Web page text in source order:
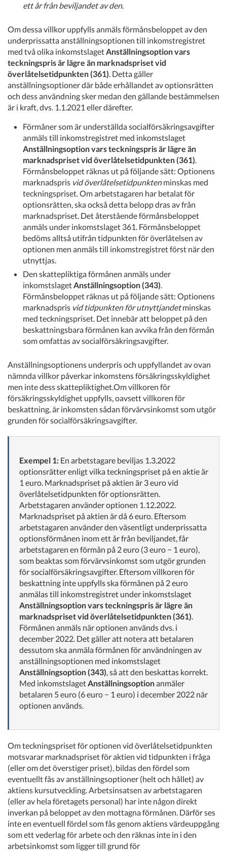
ett år från beviljandet av den.
Om dessa villkor uppfylls anmäls förmånsbeloppet av den
underprissatta anställningsoptionen till inkomstregistret
med två olika inkomstslagetAnställningsoption vars
teckningspris är lägre än marknadspriset vid
överlåtelsetidpunkten (361). Detta gäller
anställningsoptioner där både erhållandet av optionsrätten
och dess användning sker medan den gällande bestämmelsen
är i kraft, dvs. 1.1.2021 eller därefter.
Förmåner som är underställda socialförsäkringsavgifter
anmäls till inkomstregistret med inkomstslaget
Anställningsoption vars teckningspris är lägre än
marknadspriset vid överlåtelsetidpunkten (361).
Förmånsbeloppet räknas ut på följande sätt: Optionens
marknadspris vid överlåtelsetidpunktenminskas med
teckningspriset. Om arbetstagaren har betalat för
optionsrätten, ska också detta belopp dras av från
marknadspriset. Det återstående förmånsbeloppet
anmäls under inkomstslaget 361. Förmånsbeloppet
bedöms alltså utifrån tidpunkten för överlåtelsen av
optionen men anmäls till inkomstregistret först när den
utnyttjas.
Den skattepliktiga förmånen anmäls under
inkomstslagetAnställningsoption (343).
Förmånsbeloppet räknas ut på följande sätt: Optionens
marknadspris vid tidpunkten för utnyttjandetminskas
med teckningspriset. Det innebär att beloppet på den
beskattningsbara förmånen kan avvika från den förmån
som omfattas av socialförsäkringsavgifter.
Anställningsoptionens underpris och uppfyllandet av ovan
nämnda villkor påverkar inkomstens försäkringsskyldighet
men inte dess skattepliktighet.Om villkoren för
försäkringsskyldighet uppfylls, oavsett villkoren för
beskattning, är inkomsten sådan förvärvsinkomst som utgör
grunden för socialförsäkringsavgifter.
Exempel 1: En arbetstagare beviljas 1.3.2022
optionsrätter enligt vilka teckningspriset på en aktie är
1 euro. Marknadspriset på aktien är 3 euro vid
överlåtelsetidpunkten för optionsrätten.
Arbetstagaren använder optionen 1.12.2022.
Marknadspriset på aktien är då 6 euro. Eftersom
arbetstagaren använder den väsentligt underprissatta
optionsförmånen inom ett år från beviljandet, får
arbetstagaren en förmån på 2 euro (3 euro − 1 euro),
som beaktas som förvärvsinkomst som utgör grunden
för socialförsäkringsavgifter. Eftersom villkoren för
beskattning inte uppfylls ska förmånen på 2 euro
anmälas till inkomstregistret under inkomstslaget
Anställningsoption vars teckningspris är lägre än
marknadspriset vid överlåtelsetidpunkten (361).
Förmånen anmäls när optionen används dvs. i
december 2022. Det gäller att notera att betalaren
dessutom ska anmäla förmånen för användningen av
anställningsoptionen med inkomstslaget
Anställningsoption (343), så att den beskattas korrekt.
Med inkomstslagetAnställningsoptionanmäler
betalaren 5 euro (6 euro − 1 euro) i december 2022 när
optionen används.
Om teckningspriset för optionen vid överlåtelsetidpunkten
motsvarar marknadspriset för aktien vid tidpunkten i fråga
(eller om det överstiger priset), bildas den fördel som
eventuellt fås av anställningsoptioner (helt och hållet) av
aktiens kursutveckling. Arbetsinsatsen av arbetstagaren
(eller av hela företagets personal) har inte någon direkt
inverkan på beloppet av den mottagna förmånen. Därför ses
inte en eventuell fördel som fås genom aktiens värdeuppgång
som ett vederlag för arbete och den räknas inte in i den
arbetsinkomst som ligger till grund för